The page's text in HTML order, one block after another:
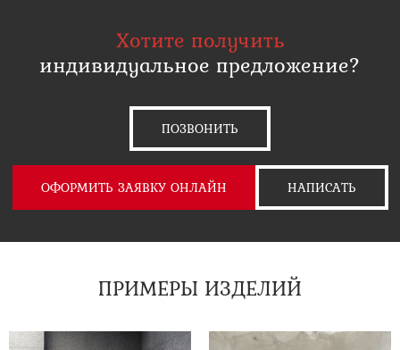
Хотите получить
индивидуальное предложение?
ПОЗВОНИТЬ
ОФОРМИТЬ ЗАЯВКУ ОНЛАЙН НАПИСАТЬ
ПРИМЕРЫ ИЗДЕЛИЙ